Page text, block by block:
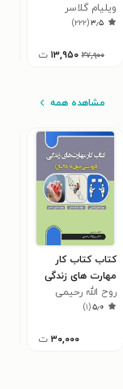
ویلیام گلاسر
۳٫۵(۲۲۲)
۲۷,۹۰۰ ۱۳,۹۵۰ ت
مشاهده همه
کتاب کتاب کار
مهارت های زندگی
روح الله رحیمی
۵٫۰(۱)
۳۰,۰۰۰ ت